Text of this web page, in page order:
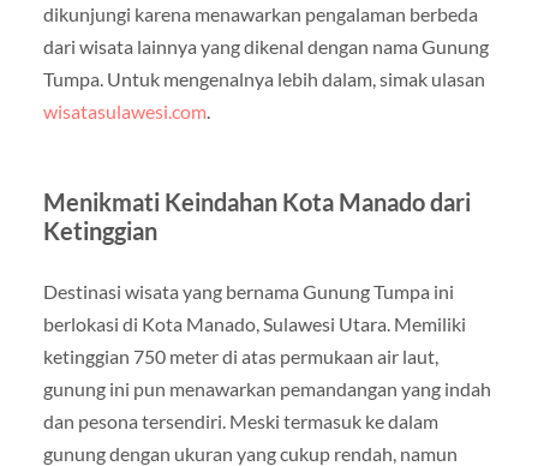
dikunjungi karena menawarkan pengalaman berbeda
dari wisata lainnya yang dikenal dengan nama Gunung
Tumpa. Untuk mengenalnya lebih dalam, simak ulasan
wisatasulawesi.com
Menikmati Keindahan Kota Manado dari
Ketinggian
Destinasi wisata yang bernama Gunung Tumpa ini
berlokasi di Kota Manado, Sulawesi Utara. Memiliki
ketinggian 750 meter di atas permukaan air laut,
gunung ini pun menawarkan pemandangan yang indah
dan pesona tersendiri. Meski termasuk ke dalam
gunung dengan ukuran yang cukup rendah, namun